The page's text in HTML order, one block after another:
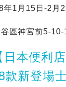
年1月15日-2月
區神宮前5-
日本便利
款新登場